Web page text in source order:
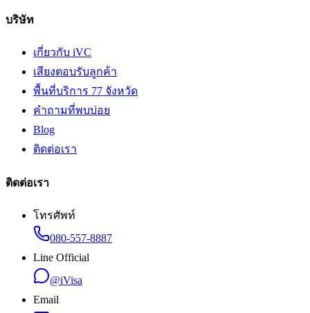
บริษัท
เกี่ยวกับ iVC
เสียงตอบรับลูกค้า
พื้นที่บริการ 77 จังหวัด
คำถามที่พบบ่อย
Blog
ติดต่อเรา
ติดต่อเรา
โทรศัพท์
080-557-8887
Line Official
@iVisa
Email